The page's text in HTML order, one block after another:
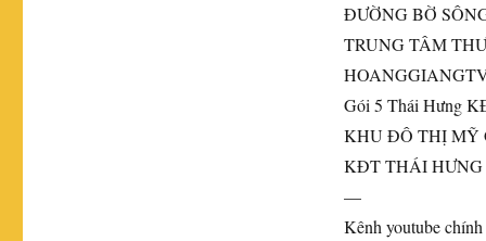
ĐƯỜNG BỜ
TRUNG TÂM
Gói 5 Thái Hưng
KHU ĐÔ THỊ MỸ
KĐT THÁI
—
Kênh youtube